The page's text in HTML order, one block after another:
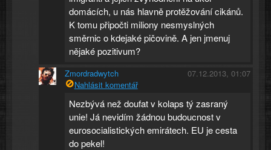
domácích, u nás hlavně protěžování cikánů.
K tomu připočti miliony nesmyslných
směrnic o kdejaké pičovině. A jen jmenuj
nějaké pozitivum?
Zmordradwytch
07.12.2013, 01:07
Nahlásit komentář
Nezbývá než doufat v kolaps tý zasraný
unie! Já nevidím žádnou budoucnost v
eurosocialistických emirátech. EU je cesta
do pekel!